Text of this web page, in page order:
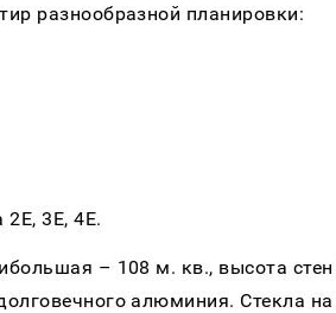
разнообразной планировки:
3Е, 4Е.
– 108 м. кв., высота
алюминия. Стекла